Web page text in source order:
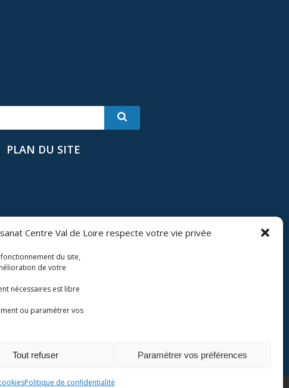
Centre Val de Loire respecte votre vie privée
du site,
de votre
nécessaires est libre
ou paramétrer vos
Tout refuser Paramétrer vos préférences
Politique de confidentialité
PLAN DU SITE
Val de Loire.
Politique de cookies